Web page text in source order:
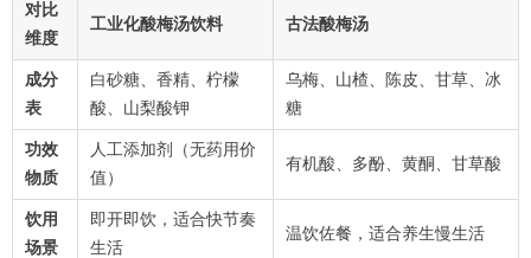
对比
维度
工业化酸梅汤饮料 古法酸梅汤
成分
表
白砂糖、香精、柠檬
酸、山梨酸钾
乌梅、山楂、陈皮、甘草、冰
糖
功效
物质
人工添加剂（无药用价
值）
有机酸、多酚、黄酮、甘草酸
饮用
场景
即开即饮，适合快节奏
生活
温饮佐餐，适合养生慢生活